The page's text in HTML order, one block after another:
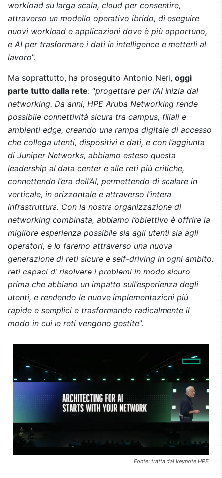
workload su larga scala, cloud per consentire,
attraverso un modello operativo ibrido, di eseguire
nuovi workload e applicazioni dove è più opportuno,
e AI per trasformare i dati in intelligence e metterli al
lavoro”.
Ma soprattutto, ha proseguito Antonio Neri, oggi
parte tutto dalla rete: “progettare per l’AI inizia dal
networking. Da anni, HPE Aruba Networking rende
possibile connettività sicura tra campus, filiali e
ambienti edge, creando una rampa digitale di accesso
che collega utenti, dispositivi e dati, e con l’aggiunta
di Juniper Networks, abbiamo esteso questa
leadership al data center e alle reti più critiche,
connettendo l’era dell’AI, permettendo di scalare in
verticale, in orizzontale e attraverso l’intera
infrastruttura. Con la nostra organizzazione di
networking combinata, abbiamo l’obiettivo è offrire la
migliore esperienza possibile sia agli utenti sia agli
operatori, e lo faremo attraverso una nuova
generazione di reti sicure e self-driving in ogni ambito:
reti capaci di risolvere i problemi in modo sicuro
prima che abbiano un impatto sull’esperienza degli
utenti, e rendendo le nuove implementazioni più
rapide e semplici e trasformando radicalmente il
modo in cui le reti vengono gestite”.
Fonte: tratta dal keynote HPE